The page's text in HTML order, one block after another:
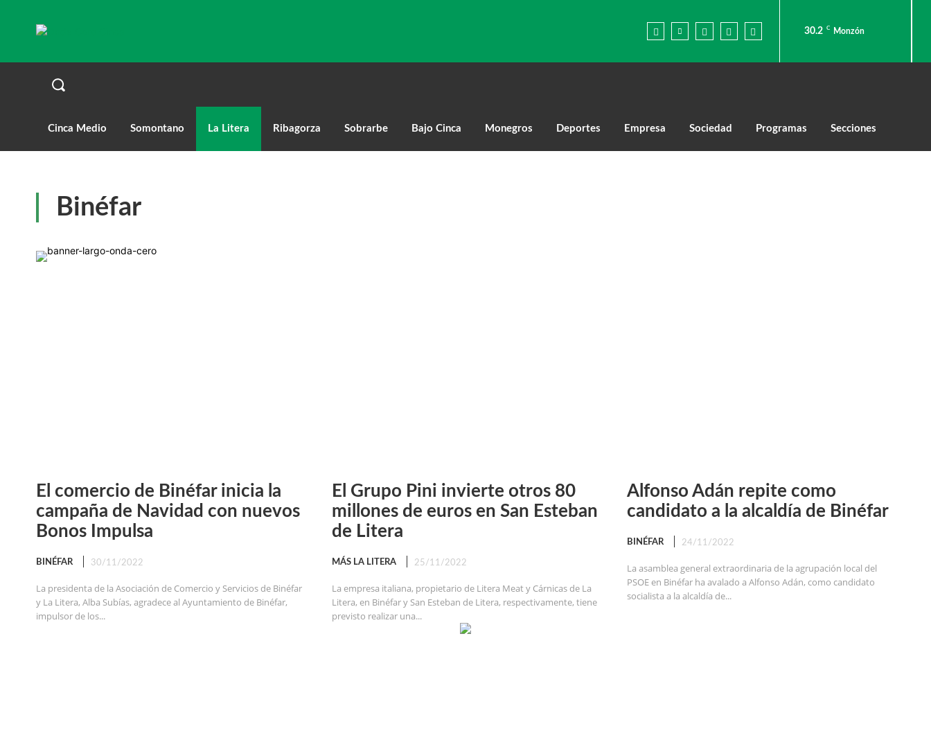
30.2 C Monzón
Cinca Medio Somontano La Litera Ribagorza Sobrarbe Bajo Cinca Monegros Deportes Empresa Sociedad Programas Secciones
Binéfar
El comercio de Binéfar inicia la
campaña de Navidad con nuevos
Bonos Impulsa
BINÉFAR 30/11/2022
La presidenta de la Asociación de Comercio y Servicios de Binéfar
y La Litera, Alba Subías, agradece al Ayuntamiento de Binéfar,
impulsor de los...
El Grupo Pini invierte otros 80
millones de euros en San Esteban
de Litera
MÁS LA LITERA 25/11/2022
La empresa italiana, propietario de Litera Meat y Cárnicas de La
Litera, en Binéfar y San Esteban de Litera, respectivamente, tiene
previsto realizar una...
Alfonso Adán repite como
candidato a la alcaldía de Binéfar
BINÉFAR 24/11/2022
La asamblea general extraordinaria de la agrupación local del
PSOE en Binéfar ha avalado a Alfonso Adán, como candidato
socialista a la alcaldía de...